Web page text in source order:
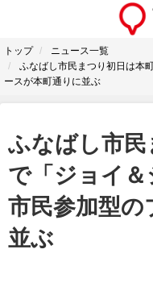
トップ
ニュース一覧
ふなばし市民まつり初日は本
ースが本町通りに並ぶ
ふなばし市
で「ジョイ
市民参加型の
並ぶ